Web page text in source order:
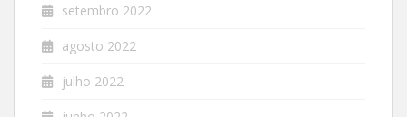
setembro 2022
agosto 2022
julho 2022